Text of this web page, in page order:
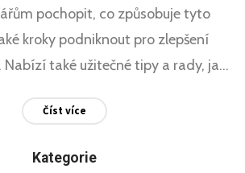
pochopit, co způsobuje tyto
kroky podniknout pro zlepšení
také užitečné tipy a rady, jak
Číst více
Kategorie